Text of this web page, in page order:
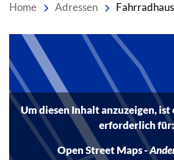
Home Adressen
Inhalt
Um diesen Inhalt anzuzeigen,
erforderlich für:
Open Street Maps-